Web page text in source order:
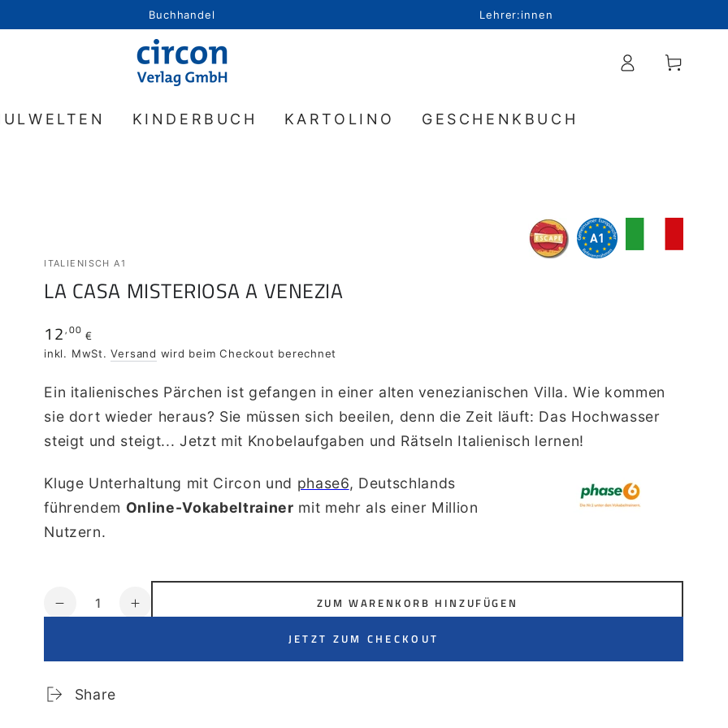
Buchhandel Lehrer:innen
KINDERBUCH KARTOLINO GESCHENKBUCH
EinloggenWarenkorb
ITALIENISCH A1
LA CASA MISTERIOSA A VENEZIA
Regulärer
Preis
12,00 €
inkl. MwSt.Versand wird beim Checkout berechnet
Ein italienisches Pärchen ist gefangen in einer alten venezianischen Villa. Wie kommen
sie dort wieder heraus? Sie müssen sich beeilen, denn die Zeit läuft: Das Hochwasser
steigt und steigt... Jetzt mit Knobelaufgaben und Rätseln Italienisch lernen!
Kluge Unterhaltung mit Circon und phase6, Deutschlands
führendem Online-Vokabeltrainer mit mehr als einer Million
Nutzern.
Verringere
für
La
casa
Erhöhe
für
ZUM WARENKORB HINZUFÜGEN
JETZT ZUM CHECKOUT
Share